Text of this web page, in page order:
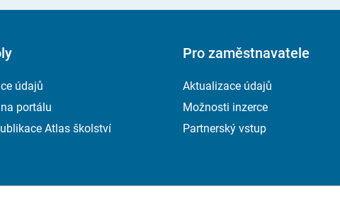
údajů
portálu
Atlas školství
Pro zaměstnavatele
Aktualizace údajů
Možnosti inzerce
Partnerský vstup